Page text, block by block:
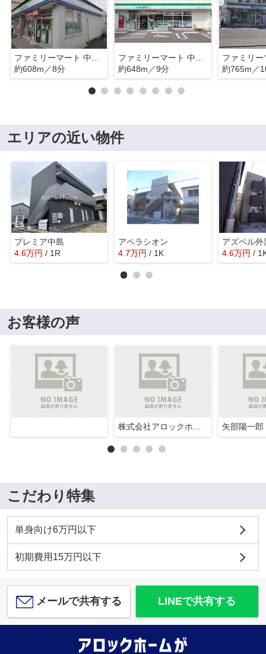
約608m／8分
約648m／9分
約765m／
エリアの近い物件
プレミア中島
4.6万円 / 1R
アペラシオン
4.7万円 / 1K
アズベル外
4.6万円 /
お客様の声
矢部陽一郎
こだわり特集
単身向け6万円以下
初期費用15万円以下
メールで共有する LINEで共有する